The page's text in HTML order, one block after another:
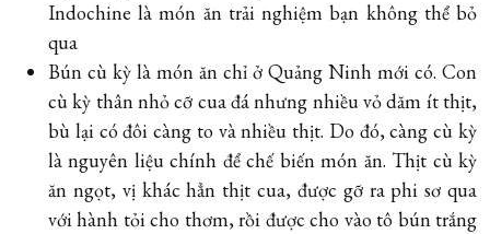
Indochine là món ăn trải nghiệm bạn không thể bỏ
qua
Bún cù kỳ là món ăn chỉ ở Quảng Ninh mới có. Con
cù kỳ thân nhỏ cỡ cua đá nhưng nhiều vỏ dăm ít thịt,
bù lại có đôi càng to và nhiều thịt. Do đó, càng cù kỳ
là nguyên liệu chính để chế biến món ăn. Thịt cù kỳ
ăn ngọt, vị khác hẳn thịt cua, được gỡ ra phi sơ qua
với hành tỏi cho thơm, rồi được cho vào tô bún trắng